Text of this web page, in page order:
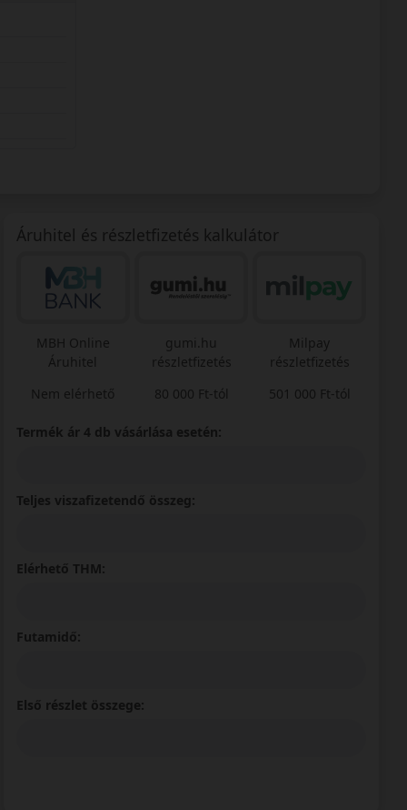
Áruhitel és részletfizetés kalkulátor
MBH Online
Áruhitel
Nem elérhető
gumi.hu
részletfizetés
80 000 Ft-tól
Milpay
részletfizetés
501 000 Ft-tól
Termék ár 4 db vásárlása esetén:
Teljes viszafizetendő összeg:
Elérhető THM:
Futamidő:
Első részlet összege: